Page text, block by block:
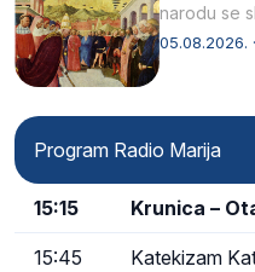
narodu se
naziv,
05.08.2026.
Program Radio Marija
15:15 Krunica –
15:45 Katekizam